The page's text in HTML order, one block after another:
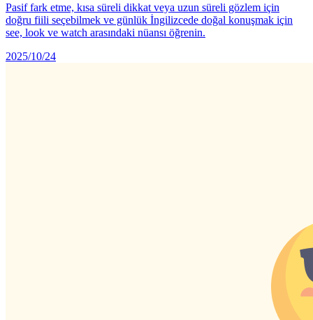
Pasif fark etme, kısa süreli dikkat veya uzun süreli gözlem için
doğru fiili seçebilmek ve günlük İngilizcede doğal konuşmak için
see, look ve watch arasındaki nüansı öğrenin.
2025/10/24